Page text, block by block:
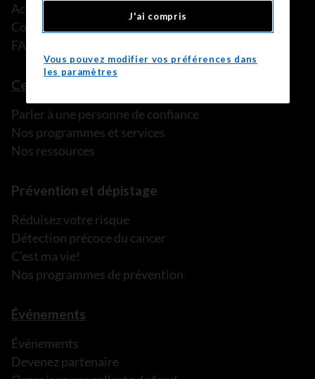
Actualités
Communiqués de presse
FAQ
Ce que nous pouvons faire
Parler à une personne de confiance
Nos programmes et services
Nos ressources
Prévention et dépistage
Réduisez votre risque
Détection précoce du cancer
C’est ma vie!
Nos programmes de prévention
Événements
Événements
Devenez partenaire
J'ai compris
Vous pouvez modifier vos préférences dans
les paramètres